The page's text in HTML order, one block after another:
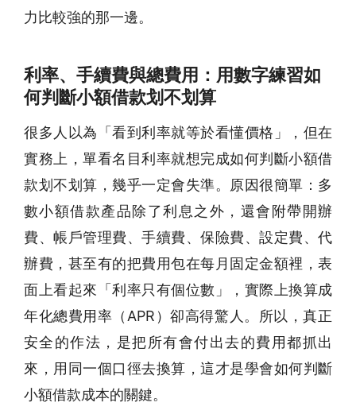
力比較強的那一邊。
利率、手續費與總費用：用數字練習如
何判斷小額借款划不划算
很多人以為「看到利率就等於看懂價格」，但在
實務上，單看名目利率就想完成如何判斷小額借
款划不划算，幾乎一定會失準。原因很簡單：多
數小額借款產品除了利息之外，還會附帶開辦
費、帳戶管理費、手續費、保險費、設定費、代
辦費，甚至有的把費用包在每月固定金額裡，表
面上看起來「利率只有個位數」，實際上換算成
年化總費用率（APR）卻高得驚人。所以，真正
安全的作法，是把所有會付出去的費用都抓出
來，用同一個口徑去換算，這才是學會如何判斷
小額借款成本的關鍵。